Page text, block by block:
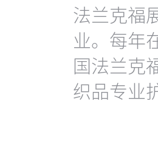
法兰克福
业。每年
国法兰克
织品专业